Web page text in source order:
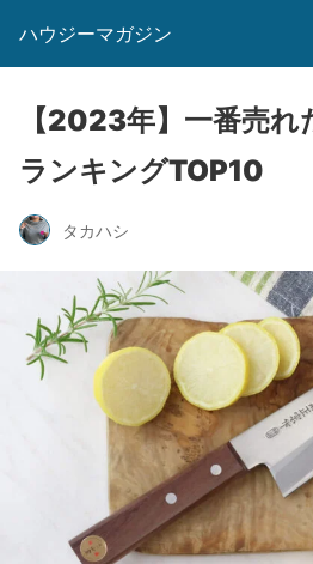
ハウジーマガジン
【2023年】一番売れ
ランキングTOP10
タカハシ